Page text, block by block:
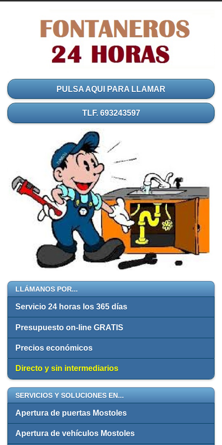
PULSA AQUI PARA LLAMAR
TLF. 693243597
LLÁMANOS POR...
Servicio 24 horas los 365 días
Presupuesto on-line GRATIS
Precios económicos
Directo y sin intermediarios
SERVICIOS Y SOLUCIONES EN...
Apertura de puertas Mostoles
Apertura de vehículos Mostoles